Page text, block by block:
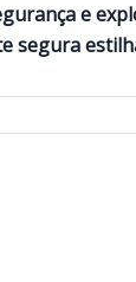
e
segura